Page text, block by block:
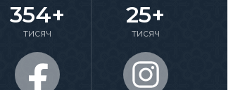
354+
тисяч
25+
тисяч